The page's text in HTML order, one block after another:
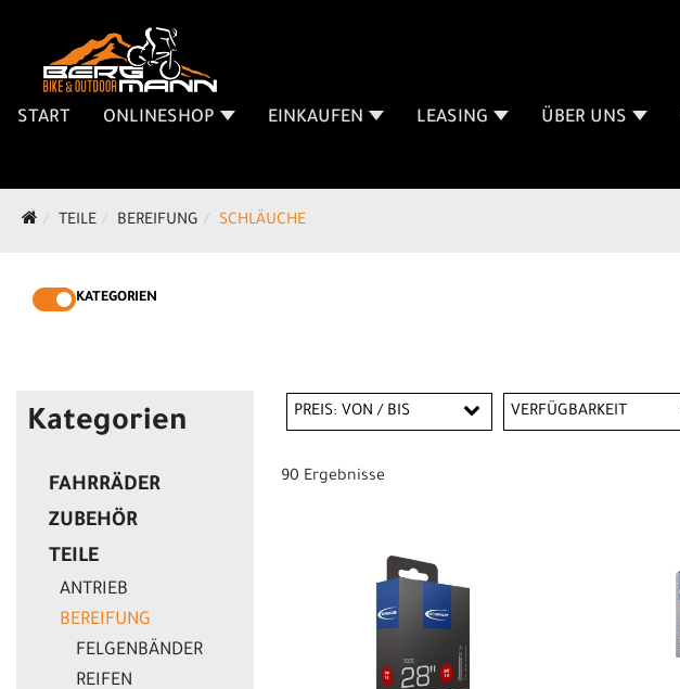
START ONLINESHOP EINKAUFEN LEASING ÜBER UNS
TEILE BEREIFUNG SCHLÄUCHE
KATEGORIEN
Kategorien
FAHRRÄDER
ZUBEHÖR
TEILE
ANTRIEB
BEREIFUNG
FELGENBÄNDER
REIFEN
PREIS: VON / BIS VERFÜGBARKEIT
90 Ergebnisse